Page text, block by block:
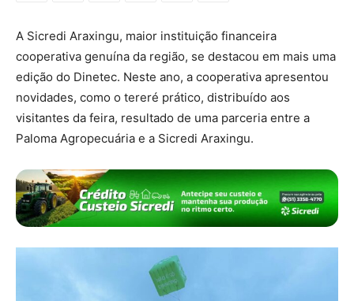
A Sicredi Araxingu, maior instituição financeira
cooperativa genuína da região, se destacou em mais uma
edição do Dinetec. Neste ano, a cooperativa apresentou
novidades, como o tereré prático, distribuído aos
visitantes da feira, resultado de uma parceria entre a
Paloma Agropecuária e a Sicredi Araxingu.